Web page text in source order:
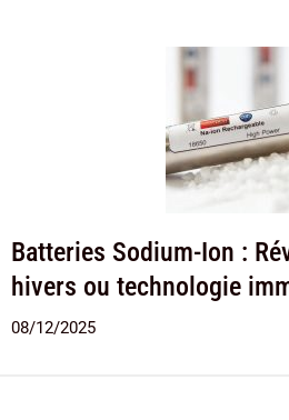
Batteries Sodium-Ion :
hivers ou technologie
08/12/2025